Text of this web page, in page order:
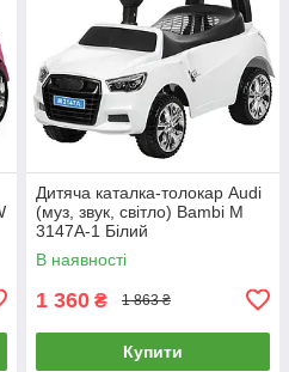
Дитяча каталка-толокар Audi
(муз, звук, світло) Bambi M
3147A-1 Білий
В наявності
1 360 ₴ 1 863 ₴
Купити